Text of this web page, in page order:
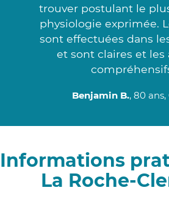
trouver postulant le
physiologie exprimée.
sont effectuées dans
et sont claires et les
Benjamin B., 80
Informations
La Roche-